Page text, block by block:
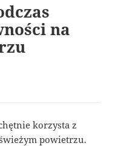
na
korzysta z
powietrzu.